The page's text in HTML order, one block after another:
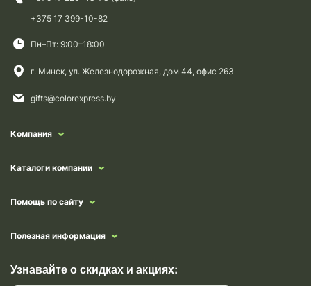
+375 17 399-10-82
Пн–Пт: 9:00–18:00
г. Минск, ул. Железнодорожная, дом 44, офис 263
gifts@colorexpress.by
Компания
Каталоги компании
Помощь по сайту
Полезная информация
Узнавайте о скидках и акциях: